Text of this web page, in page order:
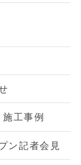
工事例
ン記者会見